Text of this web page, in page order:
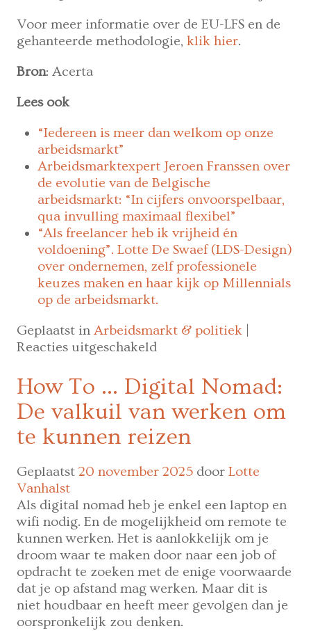
Voor meer informatie over de EU-LFS en de
gehanteerde methodologie,klik hier.
Bron: Acerta
Lees ook
“Iedereen is meer dan welkom op onze
arbeidsmarkt”
Arbeidsmarktexpert Jeroen Franssen over
de evolutie van de Belgische
arbeidsmarkt: “In cijfers onvoorspelbaar,
qua invulling maximaal flexibel”
“Als freelancer heb ik vrijheid én
voldoening”. Lotte De Swaef (LDS-Design)
over ondernemen, zelf professionele
keuzes maken en haar kijk op Millennials
op de arbeidsmarkt.
Geplaatst in Arbeidsmarkt & politiek
Reacties uitgeschakeld
Belgen
blijven
onbenut
op
de
arbeidsmarkt
How To … Digital Nomad:
De valkuil van werken om
te kunnen reizen
Geplaatst 20 november 2025 door Lotte
Vanhalst
Als digital nomad heb je enkel een laptop en
wifi nodig. En de mogelijkheid om remote te
kunnen werken. Het is aanlokkelijk om je
droom waar te maken door naar een job of
opdracht te zoeken met de enige voorwaarde
dat je op afstand mag werken. Maar dit is
niet houdbaar en heeft meer gevolgen dan je
oorspronkelijk zou denken.